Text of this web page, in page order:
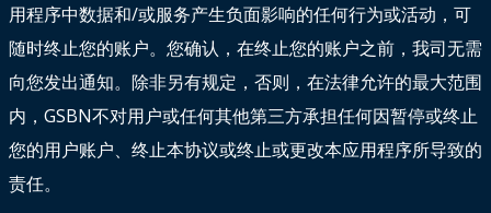
用程序中数据和/或服务产生负面影响的任何行为或活动，可
随时终止您的账户。您确认，在终止您的账户之前，我司无需
向您发出通知。除非另有规定，否则，在法律允许的最大范围
内，GSBN不对用户或任何其他第三方承担任何因暂停或终止
您的用户账户、终止本协议或终止或更改本应用程序所导致的
责任。